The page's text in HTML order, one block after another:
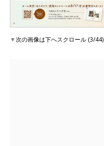
▼次の画像は下へスクロール (3/44)